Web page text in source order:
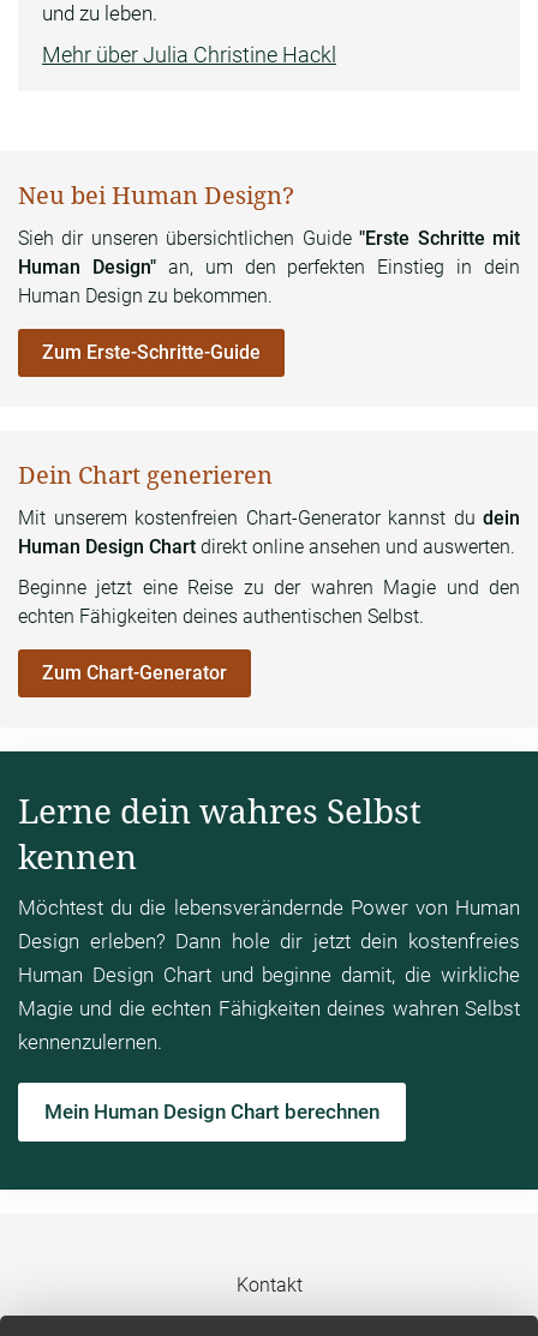
und zu leben.
Mehr über Julia Christine Hackl
Neu bei Human Design?
Sieh dir unseren übersichtlichen Guide"Erste Schritte mit
Human Design"an, um den perfekten Einstieg in dein
Human Design zu bekommen.
Zum Erste-Schritte-Guide
Dein Chart generieren
Mit unserem kostenfreien Chart-Generator kannst du dein
Human Design Chart direkt online ansehen und auswerten.
Beginne jetzt eine Reise zu der wahren Magie und den
echten Fähigkeiten deines authentischen Selbst.
Zum Chart-Generator
Lerne dein wahres Selbst
kennen
Möchtest du die lebensverändernde Power von Human
Design erleben? Dann hole dir jetzt dein kostenfreies
Human Design Chart und beginne damit, die wirkliche
Magie und die echten Fähigkeiten deines wahren Selbst
kennenzulernen.
Mein Human Design Chart berechnen
Kontakt